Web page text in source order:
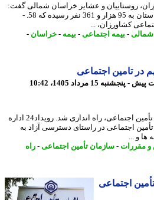
روستاییان و عشایر خراسان شمالی گفت:
شمار بیمه شدگان این صندوق در استان به 95 هزار و 361 نفر رسیده که 58. -
کشاورزان، ...
-بیمه اجتماعی-بیمه -خراسان-
تامین اجتماعی
سامانه تخصصی قوانین و مقررات تأمین اجتماعی، راه اندازی شد. رویداد24 اداره
اجتماعی در راستای دسترسی آزاد به
...
- سازمان تأمین اجتماعی-راه
اجتماعی